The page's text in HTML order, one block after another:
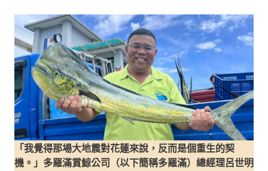
「我覺得那場大地震對花蓮來說，反而是個重生的契
機。」多羅滿賞鯨公司（以下簡稱多羅滿）總經理呂世明